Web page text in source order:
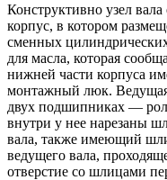
Конструктивно узел
корпус, в котором
сменных
для масла, которая
нижней части корпуса
монтажный люк. Ведущая
двух подшипниках —
внутри у нее нарезаны
вала, также имеющий
ведущего вала,
отверстие со шлицами